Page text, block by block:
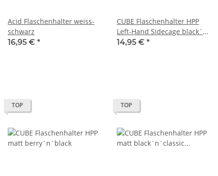
Acid Flaschenhalter weiss-
schwarz
16,95 € *
CUBE Flaschenhalter HPP
Left-Hand Sidecage black´n
´green
14,95 € *
TOP TOP